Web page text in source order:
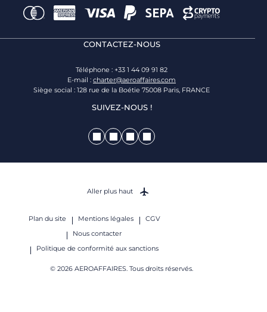
CONTACTEZ-NOUS
Téléphone : +33 1 44 09 91 82
E-mail : charter@aeroaffaires.com
Siège social : 128 rue de la Boétie 75008 Paris, FRANCE
SUIVEZ-NOUS !
Plan du site Mentions légales
CGV
Nous contacter
Politique de conformité aux sanctions
© 2026 AEROAFFAIRES. Tous droits réservés.
Aller plus haut